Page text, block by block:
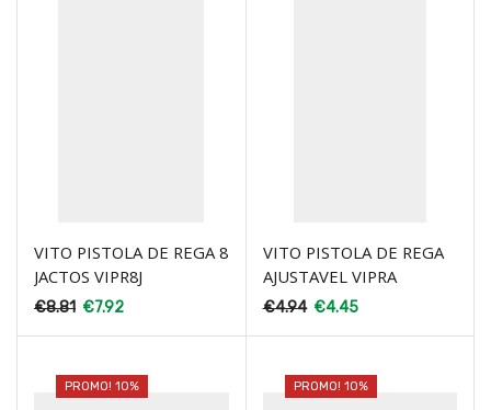
VITO PISTOLA DE REGA 8
JACTOS VIPR8J
€8.81 €7.92
VITO PISTOLA DE REGA
AJUSTAVEL VIPRA
€4.94 €4.45
PROMO! 10% PROMO! 10%